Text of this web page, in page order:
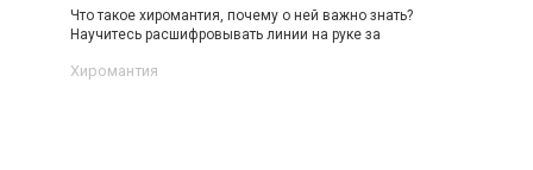
Что такое хиромантия, почему о ней важно знать?
Научитесь расшифровывать линии на руке за
Хиромантия